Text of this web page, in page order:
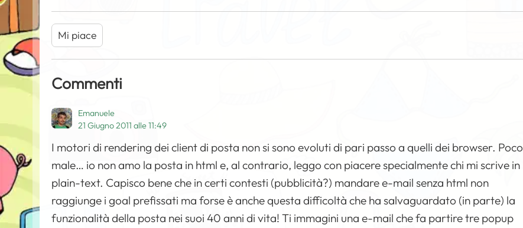
Mi piace
Commenti
Emanuele
21 Giugno 2011 alle 11:49
I motori di rendering dei client di posta non si sono evoluti di pari passo a quelli dei browser. Poco
male… io non amo la posta in html e, al contrario, leggo con piacere specialmente chi mi scrive in
plain-text. Capisco bene che in certi contesti (pubblicità?) mandare e-mail senza html non
raggiunge i goal prefissati ma forse è anche questa difficoltà che ha salvaguardato (in parte) la
funzionalità della posta nei suoi 40 anni di vita! Ti immagini una e-mail che fa partire tre popup